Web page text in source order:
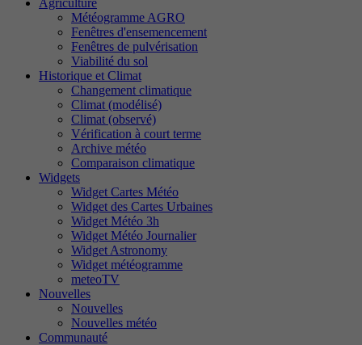
Agriculture
Météogramme AGRO
Fenêtres d'ensemencement
Fenêtres de pulvérisation
Viabilité du sol
Historique et Climat
Changement climatique
Climat (modélisé)
Climat (observé)
Vérification à court terme
Archive météo
Comparaison climatique
Widgets
Widget Cartes Météo
Widget des Cartes Urbaines
Widget Météo 3h
Widget Météo Journalier
Widget Astronomy
Widget météogramme
meteoTV
Nouvelles
Nouvelles
Nouvelles météo
Communauté